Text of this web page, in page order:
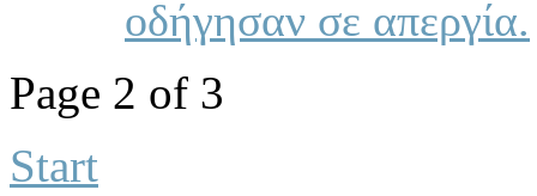
οδήγησαν σε απεργία.
Page 2 of 3
Start